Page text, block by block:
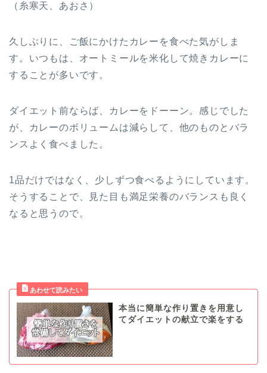
（糸寒天、あおさ）
久しぶりに、ご飯にかけたカレーを食べた気がしま
す。いつもは、オートミールを米化して焼きカレーに
することが多いです。
ダイエット前ならば、カレーをドーーン。感じでした
が、カレーのボリュームは減らして、他のものとバラ
ンスよく食べました。
1品だけではなく、少しずつ食べるようにしています。
そうすることで、見た目も満足栄養のバランスも良く
なると思うので。
本当に簡単な作り置きを用意し
てダイエットの献立で楽をする